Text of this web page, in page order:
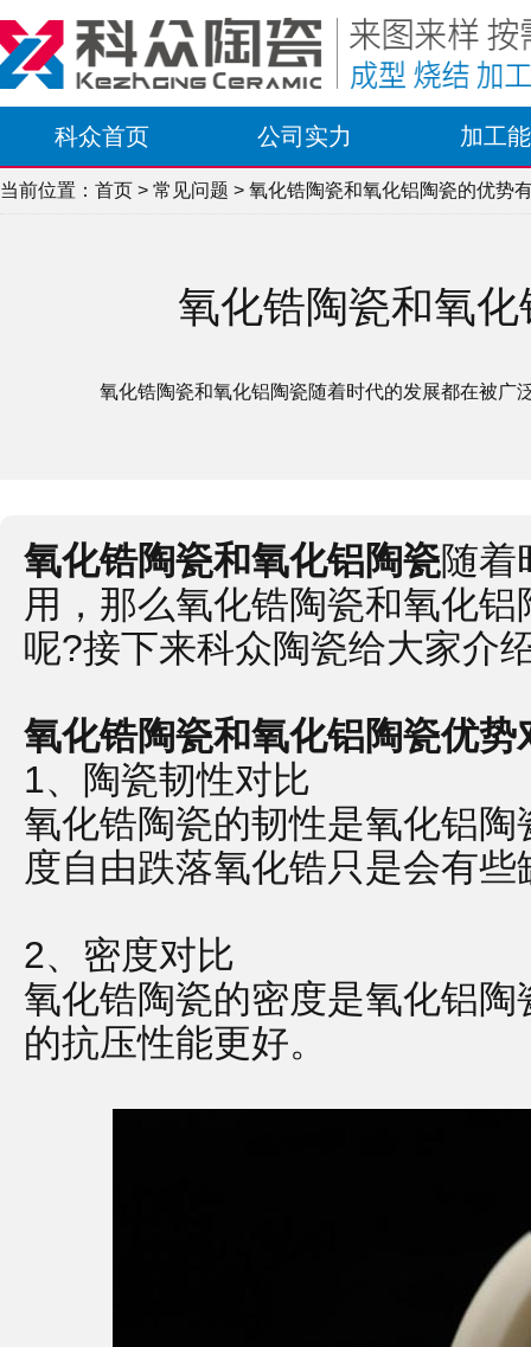
科众首页 公司实力 加工
当前位置： 首页 > 常见问题 > 氧化锆陶瓷和氧化铝陶瓷的优势
氧化锆陶瓷和氧
氧化锆陶瓷和氧化铝陶瓷随着时代的发展都在被广
氧化锆陶瓷和氧化铝陶瓷随着
用，那么氧化锆陶瓷和氧化
呢?接下来科众陶瓷给大家介
氧化锆陶瓷和氧化铝陶瓷优势
1、陶瓷韧性对比
氧化锆陶瓷的韧性是氧化铝陶
度自由跌落氧化锆只是会有
2、密度对比
氧化锆陶瓷的密度是氧化铝陶
的抗压性能更好。